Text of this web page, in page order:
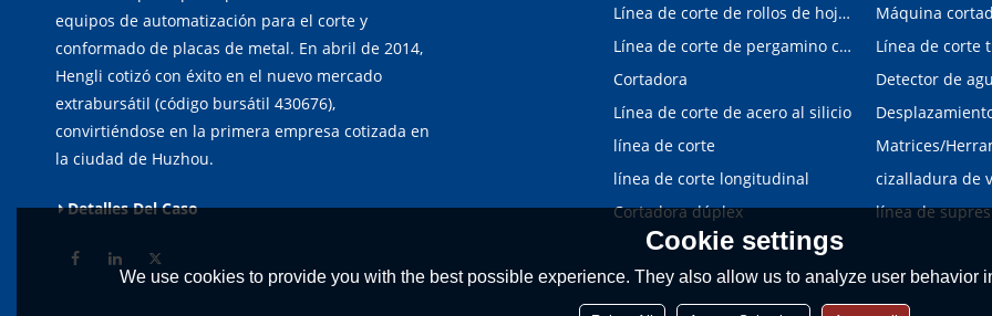
equipos de automatización para el corte y
conformado de placas de metal. En abril de 2014,
Hengli cotizó con éxito en el nuevo mercado
extrabursátil (código bursátil 430676),
convirtiéndose en la primera empresa cotizada en
la ciudad de Huzhou.
Detalles Del Caso
Línea de corte de rollos de hojalata y aluminio
Máquina
Línea de corte de pergamino con control digital
Cortadora
Línea de corte de acero al silicio
línea de corte
línea de corte longitudinal
Cortadora dúplex
línea de
Cookie settings
We use cookies to provide you with the best possible experience. They also allow us to analyze user behavior